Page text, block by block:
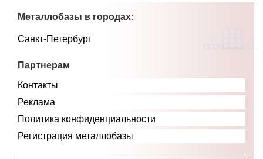
Металлобазы в городах:
Санкт-Петербург
Партнерам
Контакты
Реклама
Политика конфиденциальности
Регистрация металлобазы